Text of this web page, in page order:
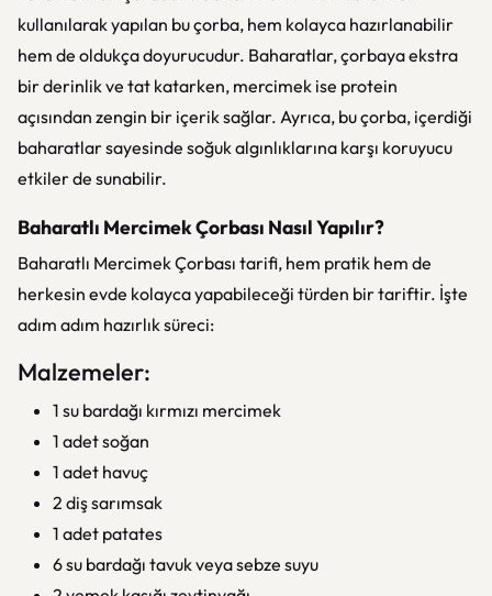
kullanılarak yapılan bu çorba, hem kolayca hazırlanabilir
hem de oldukça doyurucudur. Baharatlar, çorbaya ekstra
bir derinlik ve tat katarken, mercimek ise protein
açısından zengin bir içerik sağlar. Ayrıca, bu çorba, içerdiği
baharatlar sayesinde soğuk algınlıklarına karşı koruyucu
etkiler de sunabilir.
Baharatlı Mercimek Çorbası Nasıl Yapılır?
Baharatlı Mercimek Çorbası tarifi, hem pratik hem de
herkesin evde kolayca yapabileceği türden bir tariftir. İşte
adım adım hazırlık süreci:
Malzemeler:
1 su bardağı kırmızı mercimek
1 adet soğan
1 adet havuç
2 diş sarımsak
1 adet patates
6 su bardağı tavuk veya sebze suyu